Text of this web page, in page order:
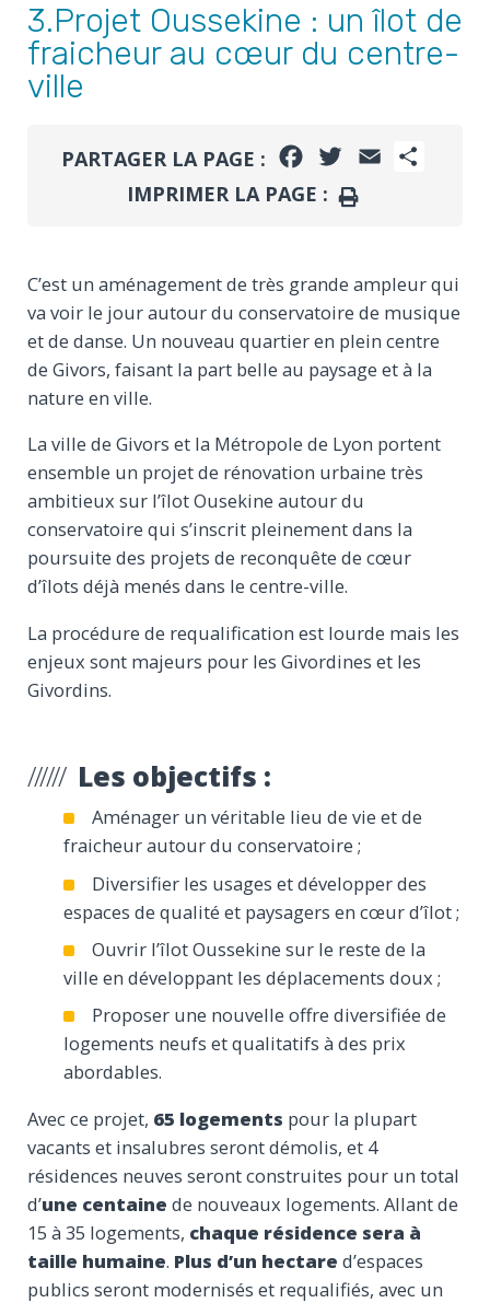
3.Projet Oussekine : un îlot de
fraicheur au cœur du centre-
ville
PARTAGER LA PAGE : FACEBOOKTWITTER
EMAIL
IMPRIMER LA PAGE : IMPRIMER
C’est un aménagement de très grande ampleur qui
va voir le jour autour du conservatoire de musique
et de danse. Un nouveau quartier en plein centre
de Givors, faisant la part belle au paysage et à la
nature en ville.
La ville de Givors et la Métropole de Lyon portent
ensemble un projet de rénovation urbaine très
ambitieux sur l’îlot Ousekine autour du
conservatoire qui s’inscrit pleinement dans la
poursuite des projets de reconquête de cœur
d’îlots déjà menés dans le centre-ville.
La procédure de requalification est lourde mais les
enjeux sont majeurs pour les Givordines et les
Givordins.
Les objectifs :
Aménager un véritable lieu de vie et de
fraicheur autour du conservatoire ;
Diversifier les usages et développer des
espaces de qualité et paysagers en cœur d’îlot ;
Ouvrir l’îlot Oussekine sur le reste de la
ville en développant les déplacements doux ;
Proposer une nouvelle offre diversifiée de
logements neufs et qualitatifs à des prix
abordables.
Avec ce projet, 65 logements pour la plupart
vacants et insalubres seront démolis, et 4
résidences neuves seront construites pour un total
d’une centaine de nouveaux logements. Allant de
15 à 35 logements, chaque résidence sera à
taille humaine. Plus d’un hectare d’espaces
publics seront modernisés et requalifiés, avec un